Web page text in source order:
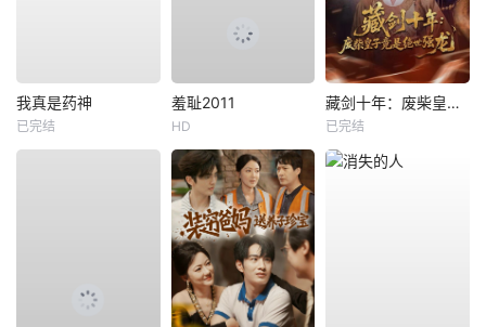
我真是药神
已完结
羞耻2011
HD
藏剑十年：废柴皇子竟是绝世强龙
已完结